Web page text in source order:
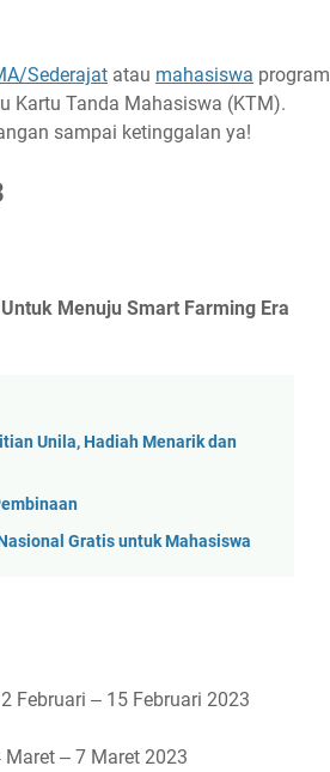
Sederajat atau mahasiswa program
Kartu Tanda Mahasiswa (KTM).
sampai ketinggalan ya!
Menuju Smart Farming Era
Unila, Hadiah Menarik dan
Gratis untuk Mahasiswa
Februari ‒ 15 Februari 2023
‒ 7 Maret 2023